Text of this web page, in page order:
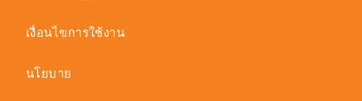
เงื่อนไขการใช้งาน
นโยบาย